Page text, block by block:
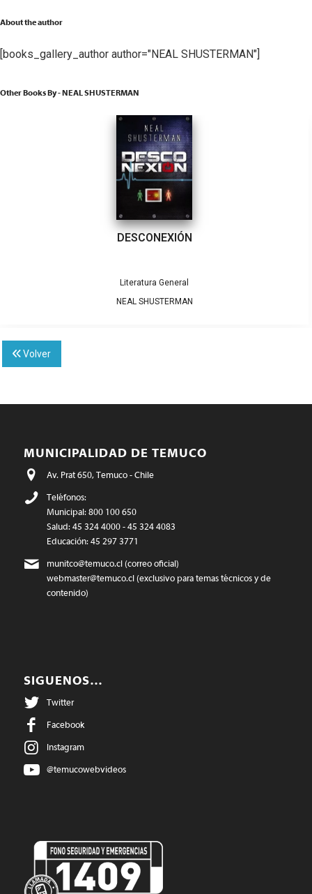
About the author
[books_gallery_author author="NEAL SHUSTERMAN"]
Other Books By - NEAL SHUSTERMAN
DESCONEXIÓN
Literatura General
NEAL SHUSTERMAN
Volver
MUNICIPALIDAD DE TEMUCO
Av. Prat 650, Temuco - Chile
Teléfonos:
Municipal: 800 100 650
Salud: 45 324 4000 - 45 324 4083
Educación: 45 297 3771
munitco@temuco.cl(correo oficial)
webmaster@temuco.cl(exclusivo para temas técnicos y de
contenido)
SIGUENOS…
Twitter
Facebook
Instagram
@temucowebvideos